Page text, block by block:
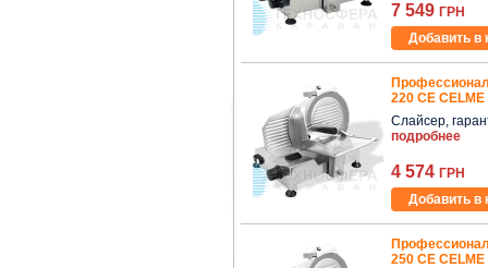
7 549 ГРН
Добавить в
220 СЕ
Слайсер,
подробнее
4 574 ГРН
Добавить в
250 СЕ